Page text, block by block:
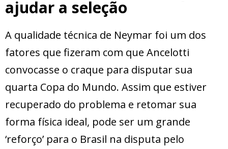
ajudar a seleção
A qualidade técnica de Neymar foi um dos
fatores que fizeram com que Ancelotti
convocasse o craque para disputar sua
quarta Copa do Mundo. Assim que estiver
recuperado do problema e retomar sua
forma física ideal, pode ser um grande
‘reforço’ para o Brasil na disputa pelo